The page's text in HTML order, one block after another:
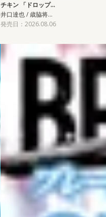
チキン 「ドロップ…
井口達也 / 歳脇将…
発売日：2026.08.06